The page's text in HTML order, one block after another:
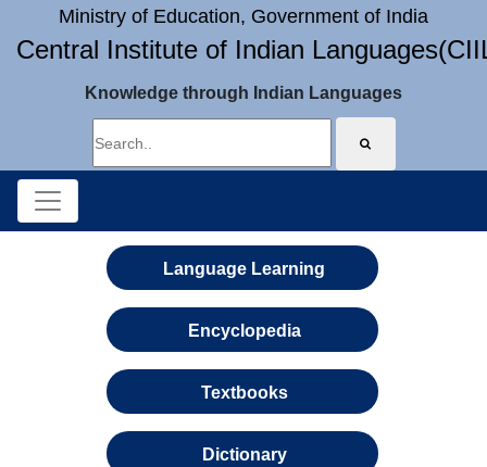
Ministry of Education, Government of India
Central Institute of Indian
Knowledge through Indian Languages
Language Learning
Encyclopedia
Textbooks
Dictionary